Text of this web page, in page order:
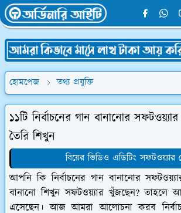
হোমপেজ তথ্য প্রযুক্তি
১১টি নির্বাচনের গান বানানোর
তৈরি শিখুন
বিয়ের ভিডিও এডিটিং সফটওয়্যার
আপনি কি নির্বাচনের গান বানানোর
বানানো শিখুন সফটওয়্যার খুঁজছেন? তাহলে
এসেছেন। আজ আমরা আলোচনা করব